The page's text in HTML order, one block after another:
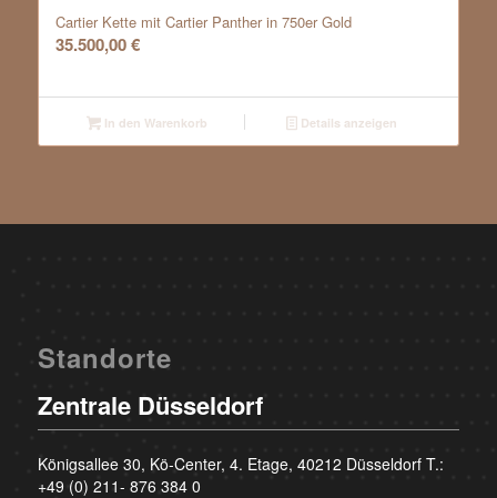
Cartier Kette mit Cartier Panther in 750er Gold
35.500,00€
In den Warenkorb Details anzeigen
Standorte
Zentrale Düsseldorf
Königsallee 30, Kö-Center, 4. Etage, 40212 Düsseldorf T.:
+49 (0) 211- 876 384 0